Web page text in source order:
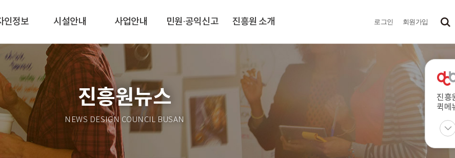
인정보 시설안내 사업안내 민원·공익신고 진흥원 소개 로그인 회원가입
진흥
퀵메
진흥원뉴스
NEWS DESIGN COUNCIL BUSAN